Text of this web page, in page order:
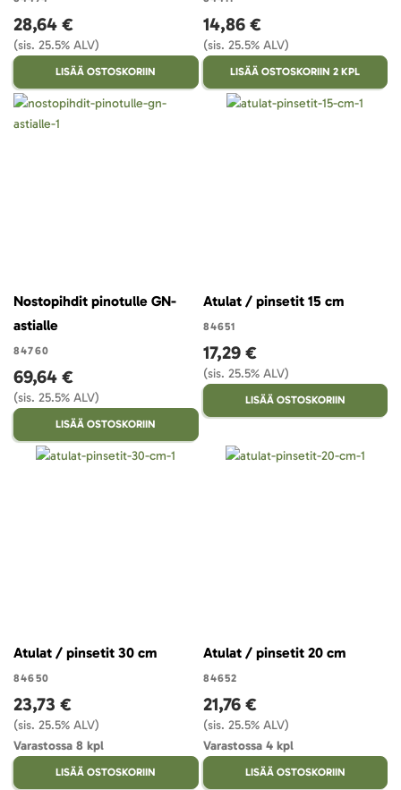
28,64 €
(sis. 25.5% ALV)
LISÄÄ OSTOSKORIIN
14,86 €
(sis. 25.5% ALV)
LISÄÄ OSTOSKORIIN 2 KPL
Nostopihdit pinotulle GN-
astialle
84760
69,64 €
(sis. 25.5% ALV)
LISÄÄ OSTOSKORIIN
Atulat / pinsetit 15 cm
84651
17,29 €
(sis. 25.5% ALV)
LISÄÄ OSTOSKORIIN
Atulat / pinsetit 30 cm
84650
23,73 €
(sis. 25.5% ALV)
Varastossa 8 kpl
LISÄÄ OSTOSKORIIN
Atulat / pinsetit 20 cm
84652
21,76 €
(sis. 25.5% ALV)
Varastossa 4 kpl
LISÄÄ OSTOSKORIIN